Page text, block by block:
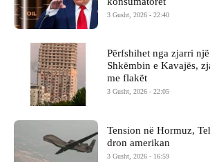
3 Gusht, 2026 - 22:40
Përfshihet nga zjarri
Shkëmbin e Kavajës,
me flakët
3 Gusht, 2026 - 22:05
Tension në Hormuz,
dron amerikan
3 Gusht, 2026 - 16:59